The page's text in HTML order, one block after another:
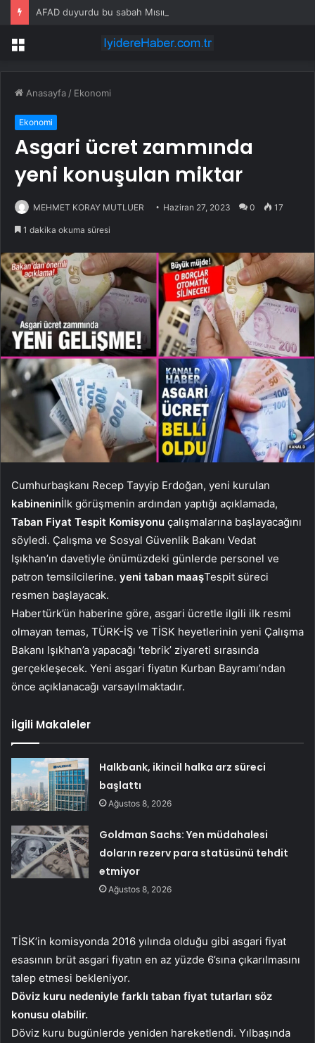
AFAD duyurdu bu sabah Mısır sallandı
Menü
Anasayfa / Ekonomi
Ekonomi
Asgari ücret zammında
yeni konuşulan miktar
MEHMET KORAY MUTLUER Haziran 27, 2023 0 17
1 dakika okuma süresi
Cumhurbaşkanı Recep Tayyip Erdoğan, yeni kurulan
kabineninİlk görüşmenin ardından yaptığı açıklamada,
Taban Fiyat Tespit Komisyonu çalışmalarına başlayacağını
söyledi. Çalışma ve Sosyal Güvenlik Bakanı Vedat
Işıkhan’ın davetiyle önümüzdeki günlerde personel ve
patron temsilcilerine. yeni taban maaşTespit süreci
resmen başlayacak.
Habertürk’ün haberine göre, asgari ücretle ilgili ilk resmi
olmayan temas, TÜRK-İŞ ve TİSK heyetlerinin yeni Çalışma
Bakanı Işıkhan’a yapacağı ‘tebrik’ ziyareti sırasında
gerçekleşecek. Yeni asgari fiyatın Kurban Bayramı’ndan
önce açıklanacağı varsayılmaktadır.
İlgili Makaleler
Halkbank, ikincil halka arz süreci
başlattı
Ağustos 8, 2026
Goldman Sachs: Yen müdahalesi
doların rezerv para statüsünü tehdit
etmiyor
Ağustos 8, 2026
TİSK’in komisyonda 2016 yılında olduğu gibi asgari fiyat
esasının brüt asgari fiyatın en az yüzde 6’sına çıkarılmasını
talep etmesi bekleniyor.
Döviz kuru nedeniyle farklı taban fiyat tutarları söz
konusu olabilir.
Döviz kuru bugünlerde yeniden hareketlendi. Yılbaşında